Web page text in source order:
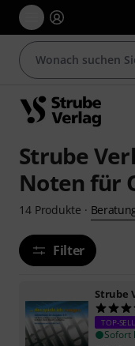
Strube
Noten für
14 Produkte ·
Filter
Strube
TOP-
Sofort